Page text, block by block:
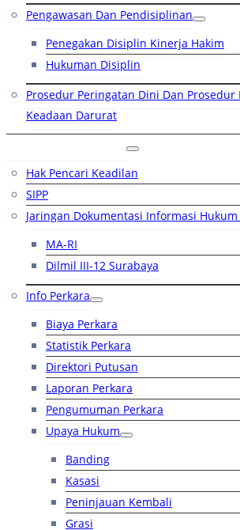
Pengawasan Dan Pendisiplinan
Penegakan Disiplin Kinerja Hakim
Hukuman Disiplin
Prosedur Peringatan Dini Dan Prosedur
Keadaan Darurat
Hak Pencari Keadilan
SIPP
Jaringan Dokumentasi Informasi Hukum
MA-RI
Dilmil III-12 Surabaya
Info Perkara
Biaya Perkara
Statistik Perkara
Direktori Putusan
Laporan Perkara
Pengumuman Perkara
Upaya Hukum
Banding
Kasasi
Peninjauan Kembali
Grasi